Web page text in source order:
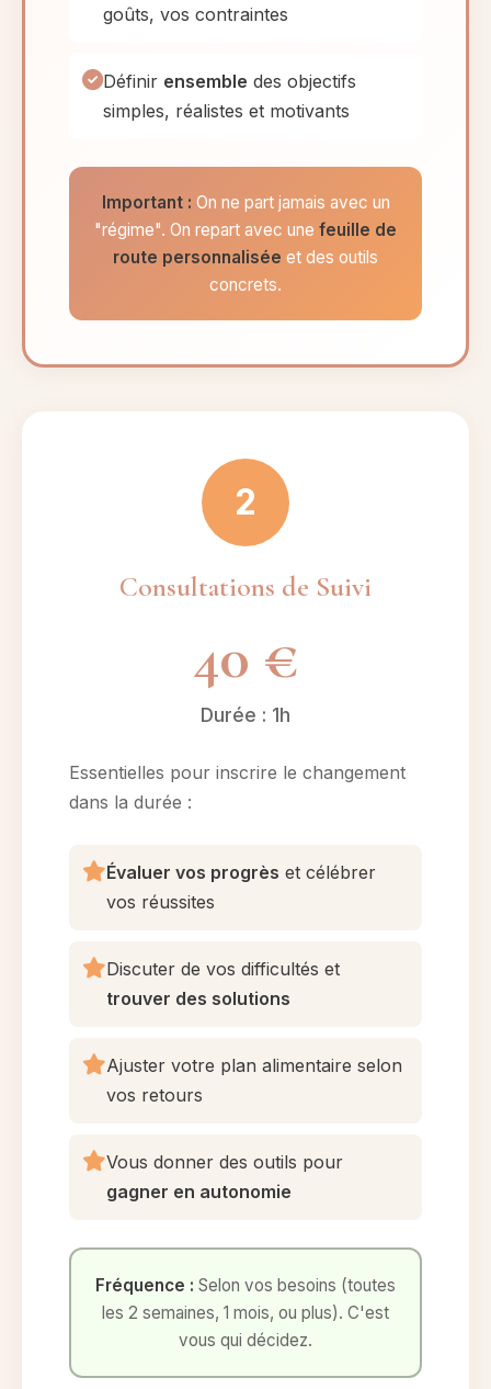
goûts, vos contraintes
Définir ensemble des objectifs
simples, réalistes et motivants
Important : On ne part jamais avec un
"régime". On repart avec une feuille de
route personnalisée et des outils
concrets.
2
Consultations de Suivi
40 €
Durée : 1h
Essentielles pour inscrire le changement
dans la durée :
Évaluer vos progrès et célébrer
vos réussites
Discuter de vos difficultés et
trouver des solutions
Ajuster votre plan alimentaire selon
vos retours
Vous donner des outils pour
gagner en autonomie
Fréquence : Selon vos besoins (toutes
les 2 semaines, 1 mois, ou plus). C'est
vous qui décidez.